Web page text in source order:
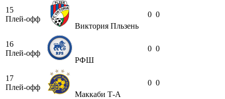
15
Плей-офф
Виктория Пльзень
0 0
16
Плей-офф
РФШ
0 0
17
Плей-офф
Маккаби Т-А
0 0